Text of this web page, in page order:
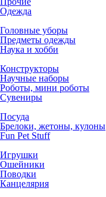
Одежда
Головные уборы
Предметы одежды
Наука и хобби
Конструкторы
Научные наборы
Роботы, мини роботы
Сувениры
Посуда
Брелоки, жетоны, кулоны
Fun Pet Stuff
Игрушки
Ошейники
Поводки
Канцелярия